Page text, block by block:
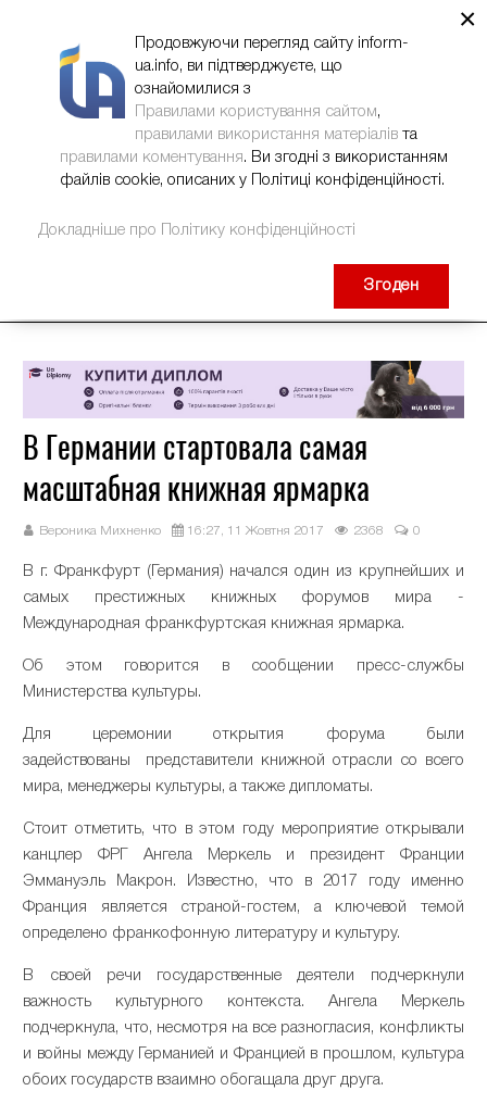
В Германии стартовала самая
масштабная книжная ярмарка
Вероника Михненко 16:27, 11 Жовтня 2017 2368 0
В г. Франкфурт (Германия) начался один из крупнейших и
самых престижных книжных форумов мира -
Международная франкфуртская книжная ярмарка.
Об этом говорится в сообщении пресс-службы
Министерства культуры.
Для церемонии открытия форума были
задействованы представители книжной отрасли со всего
мира, менеджеры культуры, а также дипломаты.
Стоит отметить, что в этом году мероприятие открывали
канцлер ФРГ Ангела Меркель и президент Франции
Эммануэль Макрон. Известно, что в 2017 году именно
Франция является страной-гостем, а ключевой темой
определено франкофонную литературу и культуру.
В своей речи государственные деятели подчеркнули
важность культурного контекста. Ангела Меркель
подчеркнула, что, несмотря на все разногласия, конфликты
и войны между Германией и Францией в прошлом, культура
обоих государств взаимно обогащала друг друга.
×
Продовжуючи перегляд сайту inform-
ua.info, ви підтверджуєте, що
ознайомилися з
Правилами користування сайтом,
правилами використання матеріалів та
правилами коментування. Ви згодні з використанням
файлів cookie, описаних у Політиці конфіденційності.
Докладніше про Політику конфіденційності
Згоден